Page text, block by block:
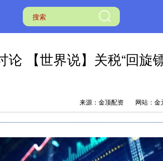
论 【世界说】关税“回旋
来源：金顶配资 网站：金